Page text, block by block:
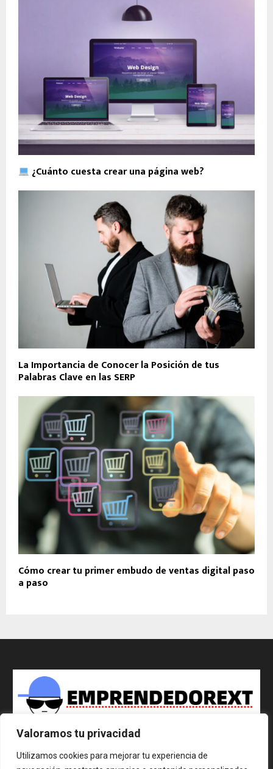
Valoramos tu privacidad
Utilizamos cookies para mejorar tu experiencia de
¿Cuánto cuesta crear una página web?
La Importancia de Conocer la Posición de tus
Palabras Clave en las SERP
Cómo crear tu primer embudo de ventas digital paso
a paso